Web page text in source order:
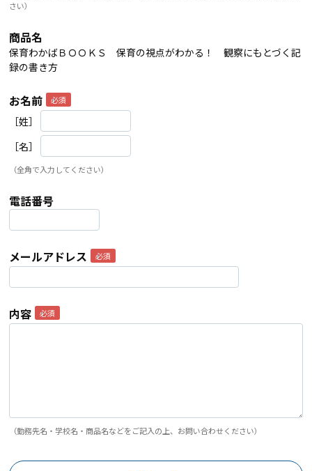
さい）
商品名
保育わかばＢＯＯＫＳ 保育の視点がわかる！ 観察にもとづく記
録の書き方
お名前
［姓］
［名］
（全角で入力してください）
電話番号
メールアドレス
内容
（勤務先名・学校名・商品名などをご記入の上、お問い合わせください）